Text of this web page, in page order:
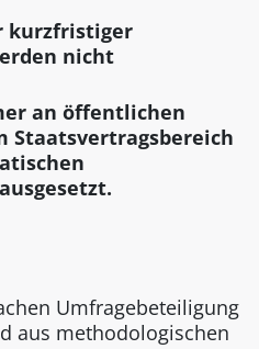
kurzfristiger
nicht
an öffentlichen
Staatsvertragsbereich
Umfragebeteiligung
aus methodologischen